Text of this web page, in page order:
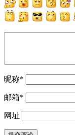
昵称*
邮箱*
网址